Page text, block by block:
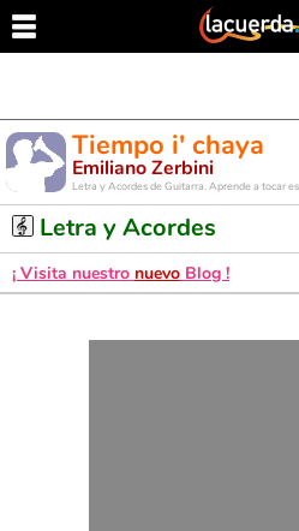
Tiempo i' chaya
Emiliano Zerbini
Letra y Acordes de Guitarra. Aprende a tocar
Letra y Acordes
¡ Visita nuestro nuevo Blog !